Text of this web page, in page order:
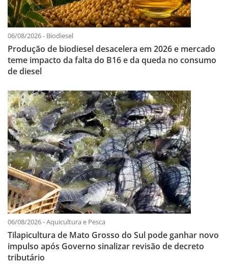
06/08/2026 - Biodiesel
Produção de biodiesel desacelera em 2026 e mercado
teme impacto da falta do B16 e da queda no consumo
de diesel
06/08/2026 - Aquicultura e Pesca
Tilapicultura de Mato Grosso do Sul pode ganhar novo
impulso após Governo sinalizar revisão de decreto
tributário